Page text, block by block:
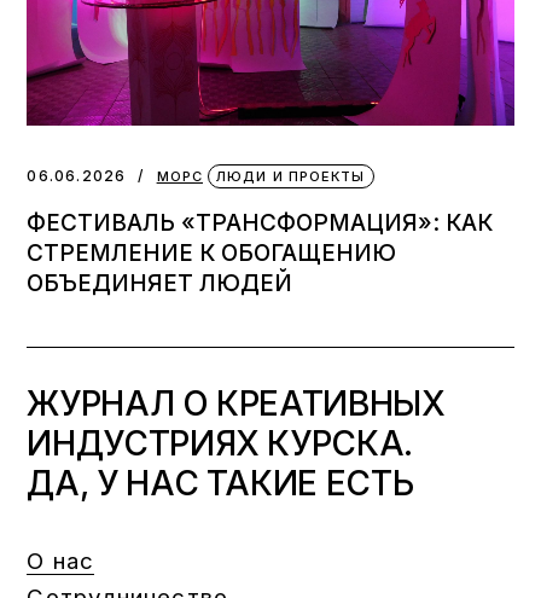
06.06.2026 МОРС ЛЮДИ И ПРОЕКТЫ
ФЕСТИВАЛЬ «ТРАНСФОРМАЦИЯ»: КАК
СТРЕМЛЕНИЕ К ОБОГАЩЕНИЮ
ОБЪЕДИНЯЕТ ЛЮДЕЙ
ЖУРНАЛ О КРЕАТИВНЫХ
ИНДУСТРИЯХ КУРСКА.
ДА, У НАС ТАКИЕ ЕСТЬ
О нас